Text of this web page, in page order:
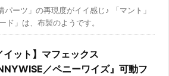
パーツ」の再現度がイイ感じ♪ 「マント」
ド」は、布製のようです。
イット】マフェックス
／ペニーワイズ』可動フ